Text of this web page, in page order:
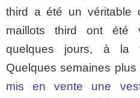
third a été un véritable
maillots third ont été
quelques jours, à la
Quelques semaines plus
mis en vente une